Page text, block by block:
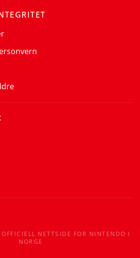
NETTSIDE FOR NINTENDO I
NORGE